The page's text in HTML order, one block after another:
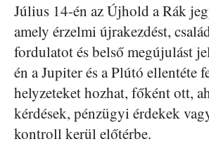
Július 14-én az Újhold a Rák
amely érzelmi újrakezdést,
fordulatot és belső megújulást
én a Jupiter és a Plútó ellentéte
helyzeteket hozhat, főként ott,
kérdések, pénzügyi érdekek
kontroll kerül előtérbe.